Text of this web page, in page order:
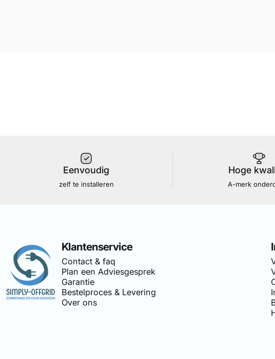
Eenvoudig
zelf te installeren
Hoge
A-merk
Simply Offgrid Klantenservice
Contact & faq
Plan een Adviesgesprek
Garantie
Bestelproces & Levering
Over ons